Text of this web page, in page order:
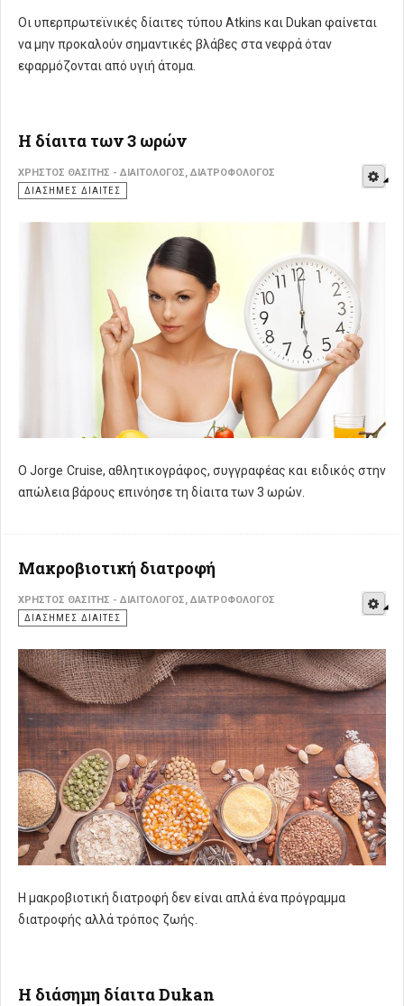
Οι υπερπρωτεϊνικές δίαιτες τύπου Atkins και Dukan φαίνεται
να μην προκαλούν σημαντικές βλάβες στα νεφρά όταν
εφαρμόζονται από υγιή άτομα.
Η δίαιτα των 3 ωρών
ΧΡΉΣΤΟΣ ΘΑΣΊΤΗΣ - ΔΙΑΙΤΟΛΌΓΟΣ, ΔΙΑΤΡΟΦΟΛΌΓΟΣ
ΔΙΆΣΗΜΕΣ ΔΊΑΙΤΕΣ
Ο Jorge Cruise, αθλητικογράφος, συγγραφέας και ειδικός στην
απώλεια βάρους επινόησε τη δίαιτα των 3 ωρών.
Μακροβιοτική διατροφή
ΧΡΉΣΤΟΣ ΘΑΣΊΤΗΣ - ΔΙΑΙΤΟΛΌΓΟΣ, ΔΙΑΤΡΟΦΟΛΌΓΟΣ
ΔΙΆΣΗΜΕΣ ΔΊΑΙΤΕΣ
Η μακροβιοτική διατροφή δεν είναι απλά ένα πρόγραμμα
διατροφής αλλά τρόπος ζωής.
Η διάσημη δίαιτα Dukan